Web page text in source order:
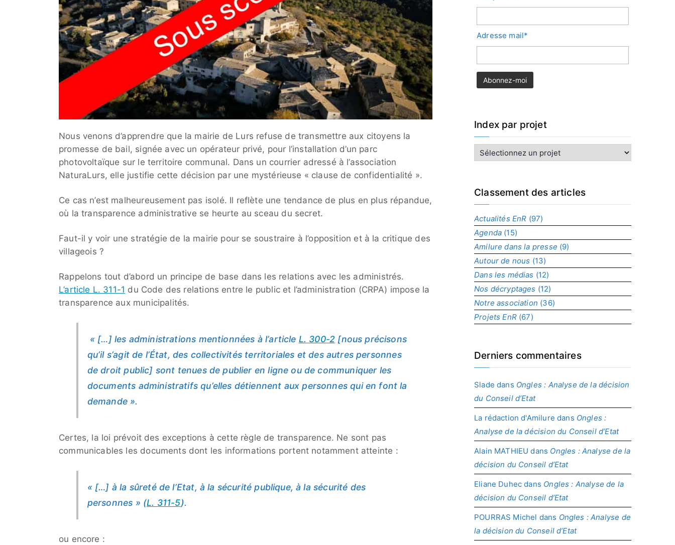
Nous venons d’apprendre que la mairie de Lurs refuse de transmettre aux citoyens la
promesse de bail, signée avec un opérateur privé, pour l’installation d’un parc
photovoltaïque sur le territoire communal. Dans un courrier adressé à l’association
NaturaLurs, elle justifie cette décision par une mystérieuse « clause de confidentialité ».
Ce cas n’est malheureusement pas isolé. Il reflète une tendance de plus en plus répandue,
où la transparence administrative se heurte au sceau du secret.
Faut-il y voir une stratégie de la mairie pour se soustraire à l’opposition et à la critique des
villageois ?
Rappelons tout d’abord un principe de base dans les relations avec les administrés.
L’article L. 311-1 du Code des relations entre le public et l’administration (CRPA) impose la
transparence aux municipalités.
« […] les administrations mentionnées à l’article L. 300-2 [nous précisons
qu’il s’agit de l’État, des collectivités territoriales et des autres personnes
de droit public] sont tenues de publier en ligne ou de communiquer les
documents administratifs qu’elles détiennent aux personnes qui en font la
demande ».
Certes, la loi prévoit des exceptions à cette règle de transparence. Ne sont pas
communicables les documents dont les informations portent notamment atteinte :
« […] à la sûreté de l’Etat, à la sécurité publique, à la sécurité des
personnes » (L. 311-5).
ou encore :
Adresse mail*
Index par projet
n
x
r
p
r
o
j
e
t
Classement des articles
Actualités EnR (97)
Agenda (15)
Amilure dans la presse (9)
Autour de nous (13)
Dans les médias (12)
Nos décryptages (12)
Notre association (36)
Projets EnR(67)
Derniers commentaires
Slade dans Ongles : Analyse de la décision
du Conseil d’Etat
La rédaction d'Amilure dans Ongles :
Analyse de la décision du Conseil d’Etat
Alain MATHIEU dans Ongles : Analyse de la
décision du Conseil d’Etat
Eliane Duhec dans Ongles : Analyse de la
décision du Conseil d’Etat
POURRAS Michel dans Ongles : Analyse de
la décision du Conseil d’Etat